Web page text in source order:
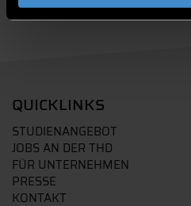
QUICKLINKS
STUDIENANGEBOT
JOBS AN DER THD
FÜR UNTERNEHMEN
PRESSE
KONTAKT